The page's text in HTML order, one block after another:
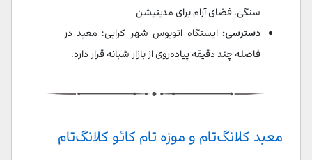
سنگی، فضای آرام برای مدیتیشن
دسترسی:ایستگاه اتوبوس شهر کرابی؛ معبد در
فاصله چند دقیقه پیاده‌روی از بازار شبانه قرار دارد.
معبد کلانگ‌تام و موزه تام کائو کلانگ‌تام